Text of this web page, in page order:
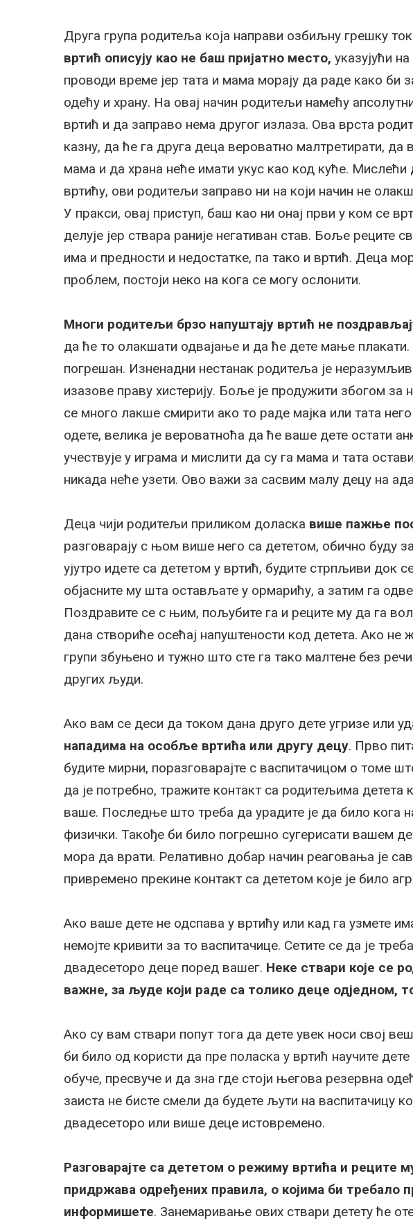
Друга група родитеља која направи озбиљну грешку
вртић описују као не баш пријатно место, указујући
проводи време јер тата и мама морају да раде како би
одећу и храну. На овај начин родитељи намећу
вртић и да заправо нема другог излаза. Ова врста
казну, да ће га друга деца вероватно малтретирати, да
мама и да храна неће имати укус као код куће. Мислећи
вртићу, ови родитељи заправо ни на који начин не
У пракси, овај приступ, баш као ни онај први у ком се
делује јер ствара раније негативан став. Боље реците
има и предности и недостатке, па тако и вртић. Деца
проблем, постоји неко на кога се могу ослонити.
Многи родитељи брзо напуштају вртић не
да ће то олакшати одвајање и да ће дете мање плакати.
погрешан. Изненадни нестанак родитеља је
изазове праву хистерију. Боље је продужити збогом за
се много лакше смирити ако то раде мајка или тата
одете, велика је вероватноћа да ће ваше дете остати
учествује у играма и мислити да су га мама и тата
никада неће узети. Ово важи за сасвим малу децу на
Деца чији родитељи приликом доласка више пажње
разговарају с њом више него са дететом, обично буду
ујутро идете са дететом у вртић, будите стрпљиви док
објасните му шта остављате у ормарићу, а затим га
Поздравите се с њим, пољубите га и реците му да га
дана створиће осећај напуштености код детета. Ако не
групи збуњено и тужно што сте га тако малтене без
других људи.
Ако вам се деси да током дана друго дете угризе или
нападима на особље вртића или другу децу. Прво
будите мирни, поразговарајте с васпитачицом о томе
да је потребно, тражите контакт са родитељима детета
ваше. Последње што треба да урадите је да било кога
физички. Такође би било погрешно сугерисати вашем
мора да врати. Релативно добар начин реаговања је
привремено прекине контакт са дететом које је било
Ако ваше дете не одспава у вртићу или кад га узмете
немојте кривити за то васпитачице. Сетите се да је
двадесеторо деце поред вашег. Неке ствари које се
важне, за људе који раде са толико деце одједном,
Ако су вам ствари попут тога да дете увек носи свој
би било од користи да пре поласка у вртић научите
обуче, пресвуче и да зна где стоји његова резервна
заиста не бисте смели да будете љути на васпитачицу
двадесеторо или више деце истовремено.
Разговарајте са дететом о режиму вртића и реците
придржава одређених правила, о којима би требало
информишете. Занемаривање ових ствари детету ће